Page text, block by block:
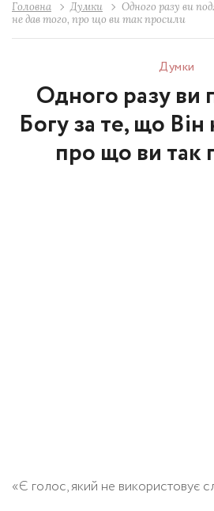
Головна Думки
Одного разу ви
не дав того, про що ви так просили
Думки
Одного разу ви
Богу за те, що Він
про що ви так
«Є голос, який не використовує